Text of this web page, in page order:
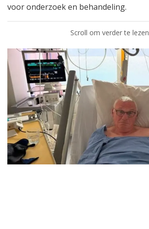
voor onderzoek en behandeling.
Scroll om verder te lezen